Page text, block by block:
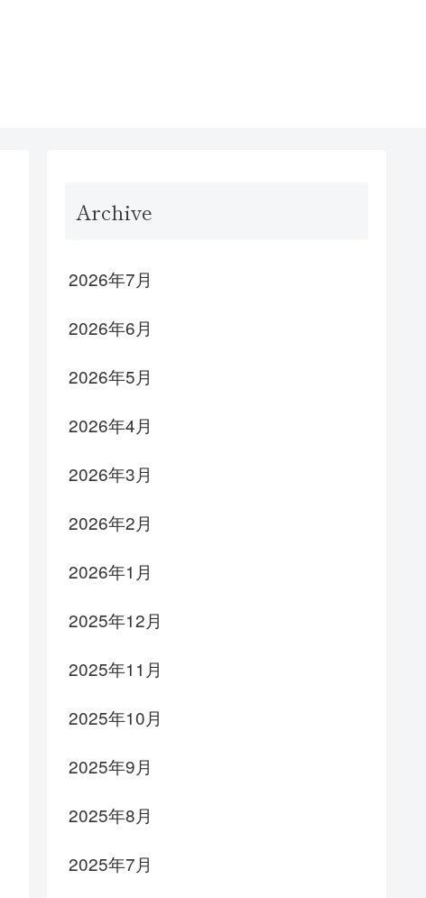
Archive
2026年7月
2026年6月
2026年5月
2026年4月
2026年3月
2026年2月
2026年1月
2025年12月
2025年11月
2025年10月
2025年9月
2025年8月
2025年7月